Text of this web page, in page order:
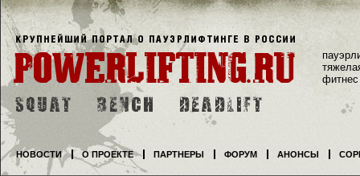
фитнес
НОВОСТИ О ПРОЕКТЕ ПАРТНЕРЫ ФОРУМ АНОНСЫ